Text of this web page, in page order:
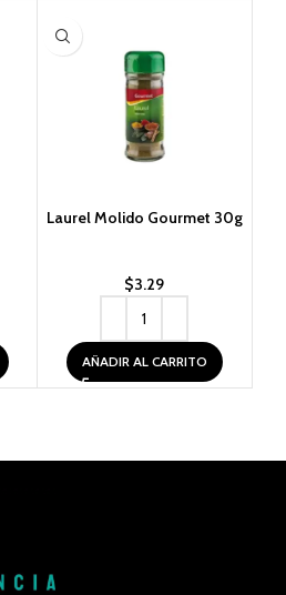
Laurel Molido Gourmet 30g
$3.29
AÑADIR AL CARRITO